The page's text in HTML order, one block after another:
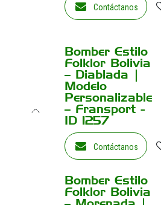
Contáctanos
¡Nuevo!
Bomber Estilo
Folklor Bolivia
– Diablada |
Modelo
Personalizable
– Fransport -
ID 1257
Contáctanos
¡Nuevo!
Bomber Estilo
Folklor Bolivia